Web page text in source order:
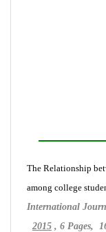
The Relationship
among college
International
2015 , 6 Pages,